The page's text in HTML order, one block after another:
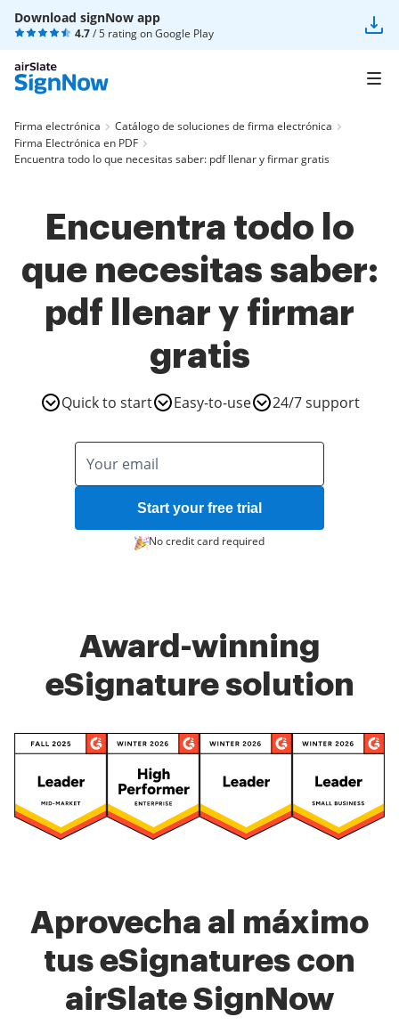
Download signNow app
4.7/ 5 rating onGoogle Play
Firma electrónica
Catálogo de soluciones de firma electrónica
Firma Electrónica en PDF
Encuentra todo lo que necesitas saber: pdf llenar y firmar gratis
Encuentra todo lo
que necesitas saber:
pdf llenar y firmar
gratis
Quick to start Easy-to-use 24/7 support
Start your free trial
No credit card required
Award-winning
eSignature solution
Aprovecha al máximo
tus eSignatures con
airSlate SignNow